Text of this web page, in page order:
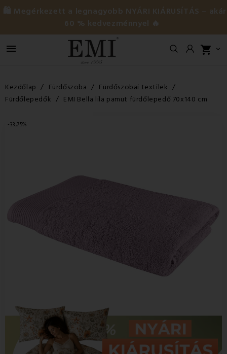
🛍️ Megérkezett a legnagyobb NYÁRI KIÁRUSÍTÁS – akár
60 % kedvezménnyel 🔥
 shopping_cart 
Kezdőlap Fürdőszoba
Fürdőszobai textilek
Fürdőlepedők
EMI Bella lila pamut fürdőlepedő 70x140 cm
-33,75%